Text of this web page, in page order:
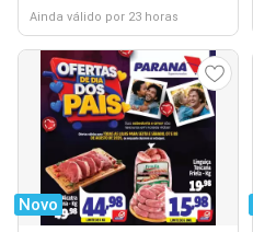
Ainda válido por 23 horas
Novo